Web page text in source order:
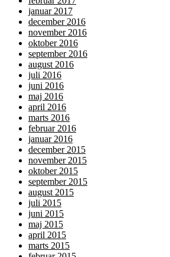
januar 2017
december 2016
november 2016
oktober 2016
september 2016
august 2016
juli 2016
juni 2016
maj 2016
april 2016
marts 2016
februar 2016
januar 2016
december 2015
november 2015
oktober 2015
september 2015
august 2015
juli 2015
juni 2015
maj 2015
april 2015
marts 2015